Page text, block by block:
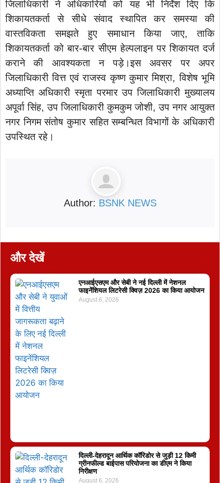
जिलाधिकारी ने अधिकारियों को यह भी निर्देश दिए कि
शिकायतकर्ता से सीधे संवाद स्थापित कर समस्या की
वास्तविकता समझते हुए समाधान किया जाए, ताकि
शिकायतकर्ता को बार-बार सीएम हेल्पलाइन पर शिकायत दर्ज
कराने की आवश्यकता न पड़े।इस अवसर पर अपर
जिलाधिकारी वित्त एवं राजस्व कृष्ण कुमार मिश्रा, विशेष भूमि
अध्याप्ति अधिकारी स्मृता परमार उप जिलाधिकारी मुख्यालय
अपूर्वा सिंह, उप जिलाधिकारी कुमकुम जोशी, उप नगर आयुक्त
नगर निगम संतोष कुमार सहित सम्बन्धित विभागों के अधिकारी
उपस्थित रहे।
Author: BSNK NEWS
और देखें
एनआईएसएम और सेबी ने नई दिल्ली में नेशनल
फाइनेंशियल लिटरेसी क्विज़ 2026 का किया आयोजन
August 6, 2026
दिल्ली-देहरादून आर्थिक कॉरिडोर से जुड़ी 12 किमी
ग्रीनफील्ड बाईपास परियोजना का डीएम ने किया
निरीक्षण
August 6, 2026